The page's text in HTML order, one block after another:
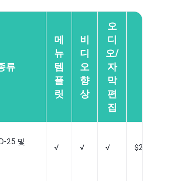
류
메
뉴
템
플
릿
비
디
오
향
상
오
디
오/
자
막
편
집
25 및
√ √ √ $24.95부터 (무